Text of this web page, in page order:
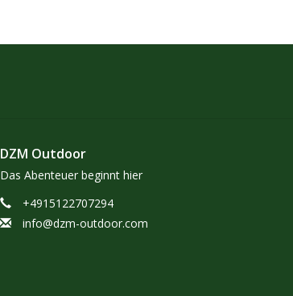
DZM Outdoor
Das Abenteuer beginnt hier
+4915122707294
info@dzm-outdoor.com